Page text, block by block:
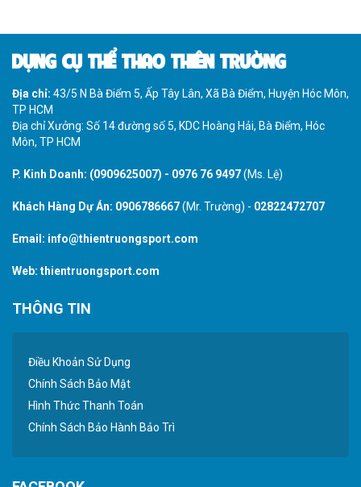
DỤNG CỤ THỂ THAO THIÊN TRƯỜNG
Địa chỉ: 43/5 N Bà Điểm 5, Ấp Tây Lân, Xã Bà Điểm, Huyện Hóc Môn,
TP HCM
Địa chỉ Xưởng: Số 14 đường số 5, KDC Hoàng Hải, Bà Điểm, Hóc
Môn, TP HCM
P. Kinh Doanh: (0909625007) - 0976 76 9497(Ms. Lệ)
Khách Hàng Dự Án: 0906786667(Mr. Trường) - 02822472707
Email: info@thientruongsport.com
Web: thientruongsport.com
THÔNG TIN
Điều Khoản Sử Dụng
Chính Sách Bảo Mật
Hình Thức Thanh Toán
Chính Sách Bảo Hành Bảo Trì